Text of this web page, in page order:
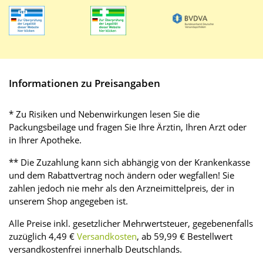
Informationen zu Preisangaben
* Zu Risiken und Nebenwirkungen lesen Sie die
Packungsbeilage und fragen Sie Ihre Ärztin, Ihren Arzt oder
in Ihrer Apotheke.
** Die Zuzahlung kann sich abhängig von der Krankenkasse
und dem Rabattvertrag noch ändern oder wegfallen! Sie
zahlen jedoch nie mehr als den Arzneimittelpreis, der in
unserem Shop angegeben ist.
Alle Preise inkl. gesetzlicher Mehrwertsteuer, gegebenenfalls
zuzüglich 4,49 € Versandkosten, ab 59,99 € Bestellwert
versandkostenfrei innerhalb Deutschlands.